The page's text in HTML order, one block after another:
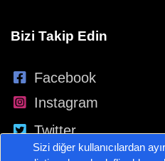
Bizi Takip Edin
Facebook
Instagram
Twitter
Sizi diğer kullanıcılardan